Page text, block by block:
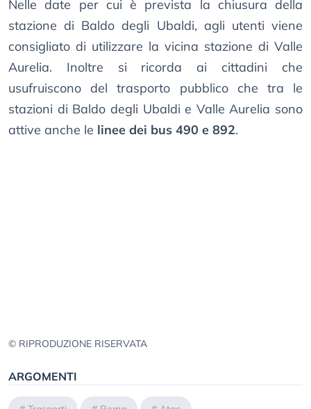
Nelle date per cui è prevista la chiusura della
stazione di Baldo degli Ubaldi, agli utenti viene
consigliato di utilizzare la vicina stazione di Valle
Aurelia. Inoltre si ricorda ai cittadini che
usufruiscono del trasporto pubblico che tra le
stazioni di Baldo degli Ubaldi e Valle Aurelia sono
attive anche le linee dei bus 490 e 892.
© RIPRODUZIONE RISERVATA
ARGOMENTI